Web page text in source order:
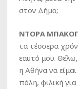
στον Δήμο;
ΝΤΟΡΑ
τα τέσσερα
εαυτό μου.
η Αθήνα να
πόλη, φιλική